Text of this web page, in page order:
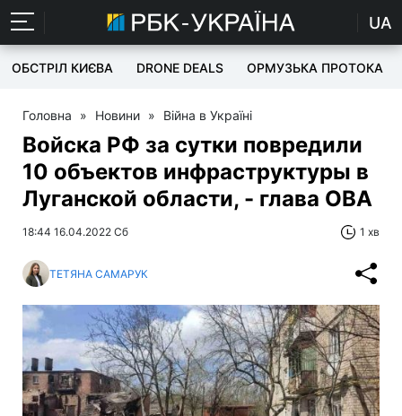
UA
ОБСТРІЛ КИЄВА DRONE DEALS ОРМУЗЬКА ПРОТОКА
Головна » Новини » Війна в Україні
Войска РФ за сутки повредили
10 объектов инфраструктуры в
Луганской области, - глава ОВА
18:44 16.04.2022 Сб 1 хв
ТЕТЯНА САМАРУК